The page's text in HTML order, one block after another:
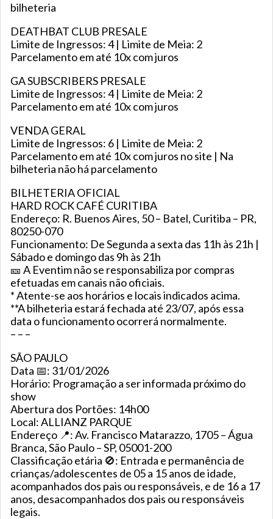
bilheteria
DEATHBAT CLUB PRESALE
Limite de Ingressos: 4 | Limite de Meia: 2
Parcelamento em até 10x com juros
GA SUBSCRIBERS PRESALE
Limite de Ingressos: 4 | Limite de Meia: 2
Parcelamento em até 10x com juros
VENDA GERAL
Limite de Ingressos: 6 | Limite de Meia: 2
Parcelamento em até 10x com juros no site | Na
bilheteria não há parcelamento
BILHETERIA OFICIAL
HARD ROCK CAFÉ CURITIBA
Endereço: R. Buenos Aires, 50 – Batel, Curitiba – PR,
80250-070
Funcionamento: De Segunda a sexta das 11h às 21h |
Sábado e domingo das 9h às 21h
🎫 A Eventim não se responsabiliza por compras
efetuadas em canais não oficiais.
* Atente-se aos horários e locais indicados acima.
**A bilheteria estará fechada até 23/07, após essa
data o funcionamento ocorrerá normalmente.
– – –
SÃO PAULO
Data 📅: 31/01/2026
Horário: Programação a ser informada próximo do
show
Abertura dos Portões: 14h00
Local: ALLIANZ PARQUE
Endereço 📍: Av. Francisco Matarazzo, 1705 – Água
Branca, São Paulo – SP, 05001-200
Classificação etária 🚫: Entrada e permanência de
crianças/adolescentes de 05 a 15 anos de idade,
acompanhados dos pais ou responsáveis, e de 16 a 17
anos, desacompanhados dos pais ou responsáveis
legais.